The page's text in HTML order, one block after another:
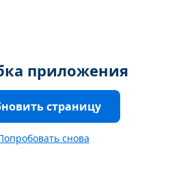
приложения
страницу
снова